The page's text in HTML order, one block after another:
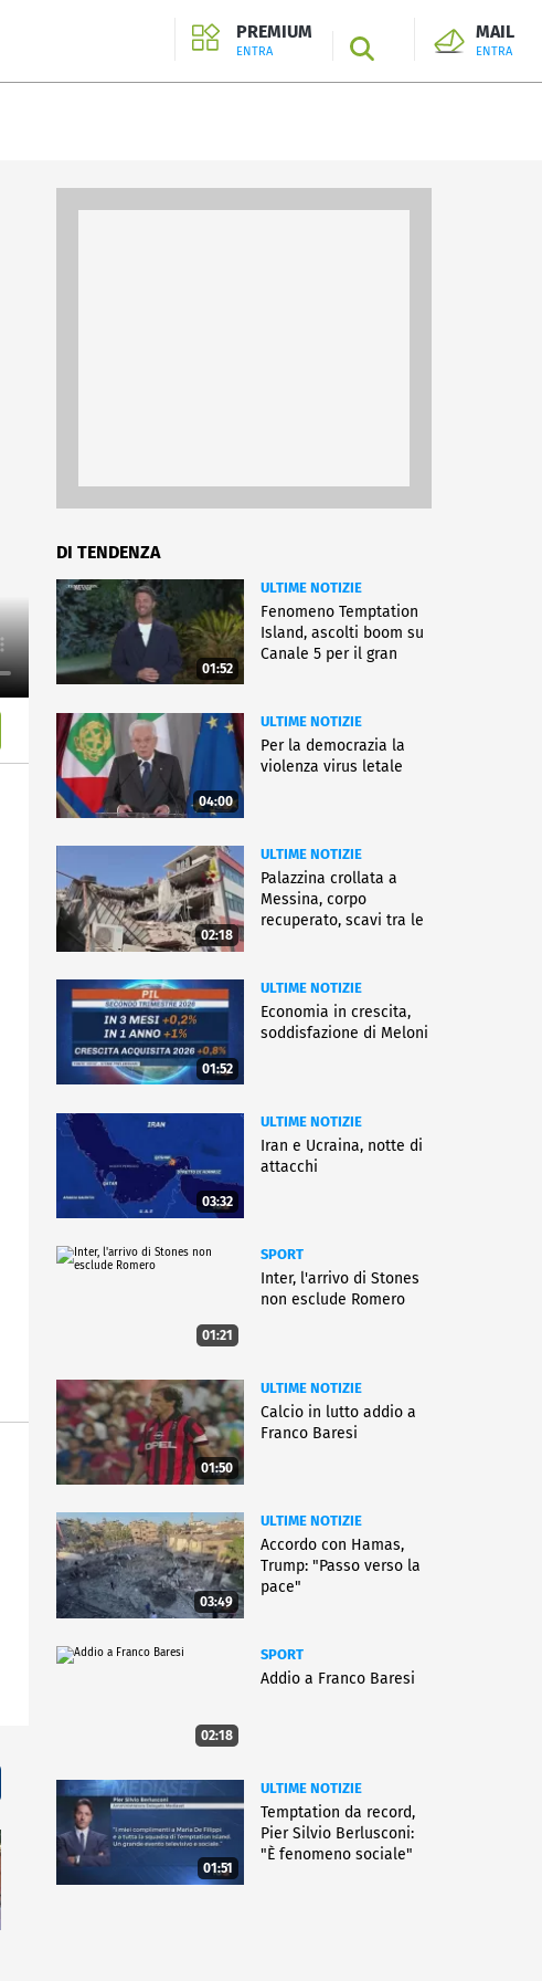
PREMIUM
ENTRA SEARCH
MAIL
ENTRA
DI TENDENZA
01:52
ULTIME NOTIZIE
Fenomeno Temptation
Island, ascolti boom su
Canale 5 per il gran
04:00
ULTIME NOTIZIE
Per la democrazia la
violenza virus letale
02:18
ULTIME NOTIZIE
Palazzina crollata a
Messina, corpo
recuperato, scavi tra le
01:52
ULTIME NOTIZIE
Economia in crescita,
soddisfazione di Meloni
03:32
ULTIME NOTIZIE
Iran e Ucraina, notte di
attacchi
01:21
SPORT
Inter, l'arrivo di Stones
non esclude Romero
01:50
ULTIME NOTIZIE
Calcio in lutto addio a
Franco Baresi
03:49
ULTIME NOTIZIE
Accordo con Hamas,
Trump: "Passo verso la
pace"
02:18
SPORT
Addio a Franco Baresi
01:51
ULTIME NOTIZIE
Temptation da record,
Pier Silvio Berlusconi:
"È fenomeno sociale"